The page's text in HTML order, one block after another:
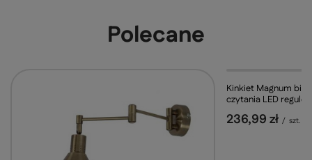
Polecane
Kinkiet Magnum
czytania LED
236,99 zł / szt.